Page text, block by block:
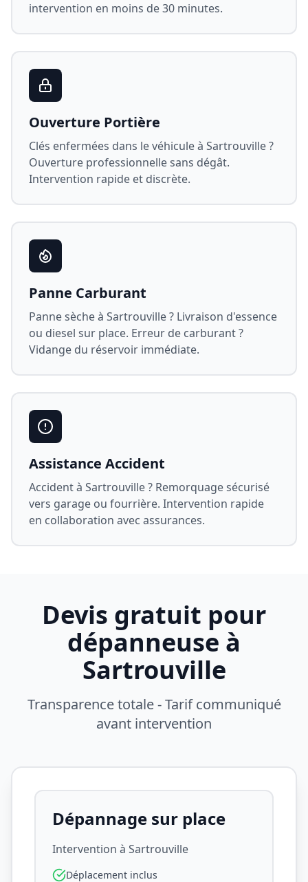
intervention en moins de 30 minutes.
Ouverture Portière
Clés enfermées dans le véhicule à Sartrouville?
Ouverture professionnelle sans dégât.
Intervention rapide et discrète.
Panne Carburant
Panne sèche à Sartrouville? Livraison d'essence
ou diesel sur place. Erreur de carburant ?
Vidange du réservoir immédiate.
Assistance Accident
Accident à Sartrouville? Remorquage sécurisé
vers garage ou fourrière. Intervention rapide
en collaboration avec assurances.
Devis gratuit pour
dépanneuse à
Sartrouville
Transparence totale - Tarif communiqué
avant intervention
Dépannage sur place
Intervention à Sartrouville
Déplacement inclus